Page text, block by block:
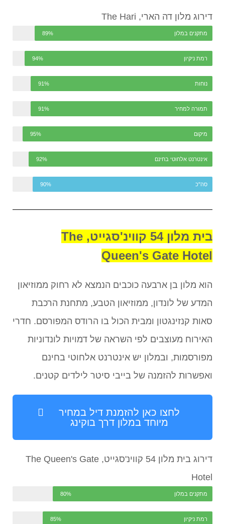
דירוג מלון דה הארי, The Hari
מתקנים במלון 89%
רמת ניקיון 94%
נוחות 91%
תמורה למחיר 91%
מיקום 95%
אינטרנט אלחוטי בחינם 92%
סה"כ 90%
בית מלון 54 קווינ'סגייט, The
Queen's Gate Hotel
הוא מלון בן ארבעה כוכבים הנמצא לא רחוק ממוזיאון
המדע של לונדון, ממוזיאון הטבע, מתחנת הרכבת
סאות קנזינגטון ומבית הכול בו הרודס המפורסם. חדרי
האירוח מעוצבים לפי השראה של דמויות לונדוניות
מפורסמות, ובמלון יש אינטרנט אלחוטי בחינם
ואפשרות להזמנה של בייבי סיטר לילדים קטנים.
לחצו כאן להזמנת דיל במחיר
מיוחד במלון דרך בוקינג
דירוג בית מלון 54 קווינ'סגייט, The Queen's Gate
Hotel
מתקנים במלון 80%
רמת ניקיון 85%